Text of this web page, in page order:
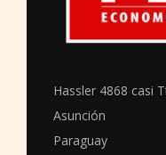
Hassler 4868 casi
Asunción
Paraguay